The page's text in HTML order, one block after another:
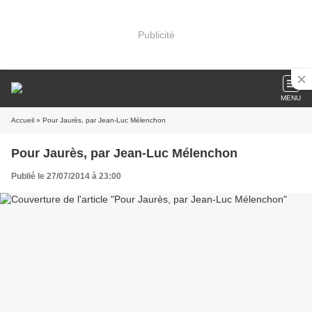
Publicité
MENU
Accueil » Pour Jaurès, par Jean-Luc Mélenchon
Pour Jaurès, par Jean-Luc Mélenchon
Publié le 27/07/2014 à 23:00